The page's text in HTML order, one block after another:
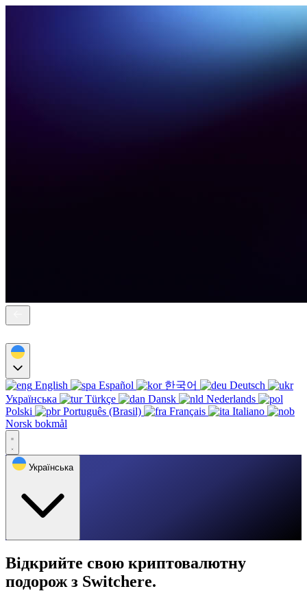
English Español 한국어
Deutsch
Українська
Türkçe Dansk
Nederlands
Polski
Português (Brasil) Français
Italiano
Norsk bokmål
Українська
Відкрийте свою криптовалютну
подорож з Switchere.